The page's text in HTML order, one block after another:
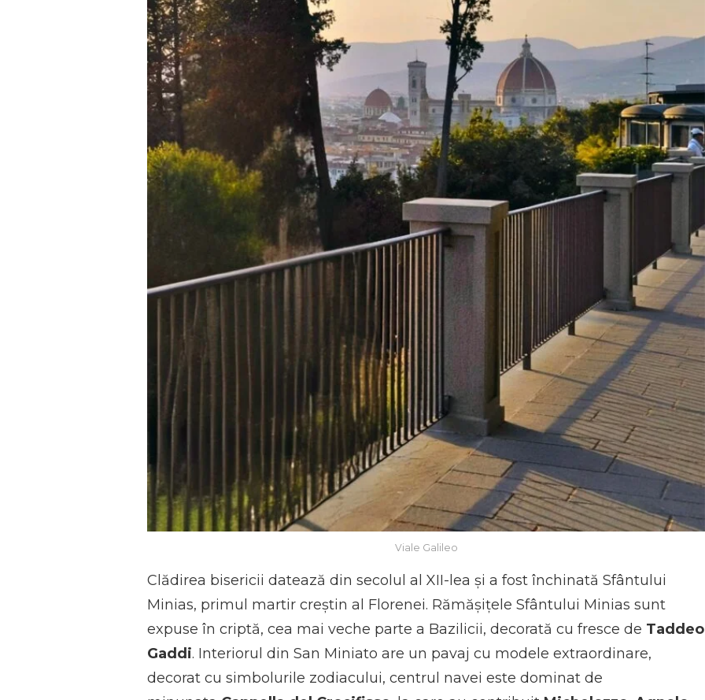
Viale Galileo
Clădirea bisericii datează din secolul al XII-lea și a fost închinată Sfântului
Minias, primul martir creștin al Florenei. Rămășițele Sfântului Minias sunt
expuse în criptă, cea mai veche parte a Bazilicii, decorată cu fresce de Taddeo
Gaddi. Interiorul din San Miniato are un pavaj cu modele extraordinare,
decorat cu simbolurile zodiacului, centrul navei este dominat de